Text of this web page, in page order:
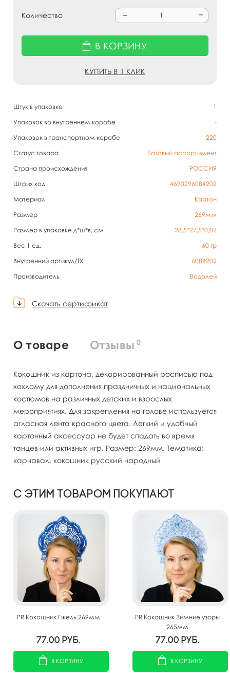
Штук в упаковке
1
Упаковок во внутреннем коробе
-
Упаковок в транспортном коробе
220
Статус товара
Базовый ассортимент
Страна происхождения
РОССИЯ
Штрих код
4690296084202
Материал
Картон
Размер
269мм
Размер в упаковке д*ш*в, см
28,5*27,5*0,02
Вес 1 ед.
60 гр
Внутренний артикул/TX
6084202
Производитель
Водолей
Скачать сертификат
Количество
В КОРЗИНУ
КУПИТЬ В 1 КЛИК
О товаре Отзывы 0
Кокошник из картона, декорированный росписью под
хохлому для дополнения праздничных и национальных
костюмов на различных детских и взрослых
мероприятиях. Для закрепления на голове используется
атласная лента красного цвета. Легкий и удобный
картонный аксессуар не будет спадать во время
танцев или активных игр. Размер: 269мм. Тематика:
карнавал, кокошник русский народный
С этим товаром покупают
PR Кокошник Гжель 269мм
77.00 руб.
В КОРЗИНУ
PR Кокошник Зимние узоры
265мм
77.00 руб.
В КОРЗИНУ